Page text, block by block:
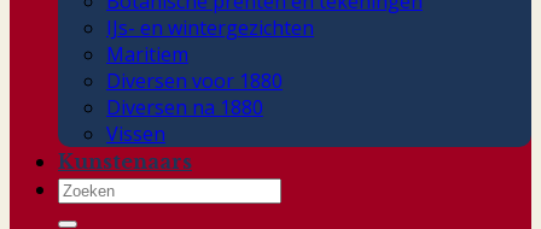
IJs- en wintergezichten
Maritiem
Diversen voor 1880
Diversen na 1880
Vissen
Kunstenaars
Zoeken
naar: